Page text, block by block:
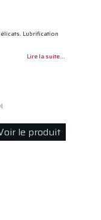
Lubrification
Lire la suite...
le produit